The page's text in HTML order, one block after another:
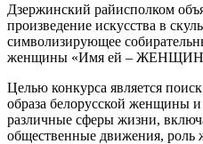
Дзержинский райисполком
произведение искусства в
символизирующее
женщины «Имя ей –
Целью конкурса является
образа белорусской женщины и
различные сферы жизни,
общественные движения,